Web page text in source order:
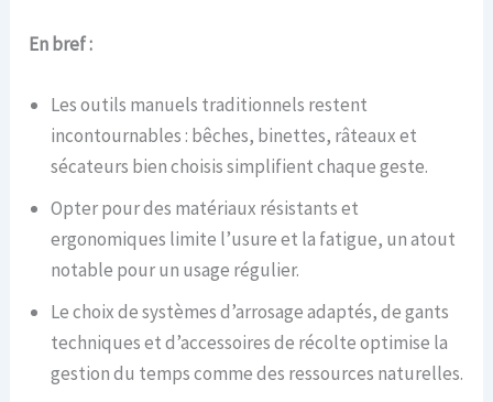
En bref :
Les outils manuels traditionnels restent
incontournables : bêches, binettes, râteaux et
sécateurs bien choisis simplifient chaque geste.
Opter pour des matériaux résistants et
ergonomiques limite l’usure et la fatigue, un atout
notable pour un usage régulier.
Le choix de systèmes d’arrosage adaptés, de gants
techniques et d’accessoires de récolte optimise la
gestion du temps comme des ressources naturelles.